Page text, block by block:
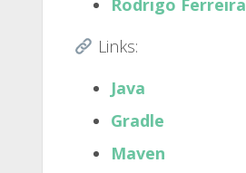
Rodrigo Ferreira
Links:
Java
Gradle
Maven